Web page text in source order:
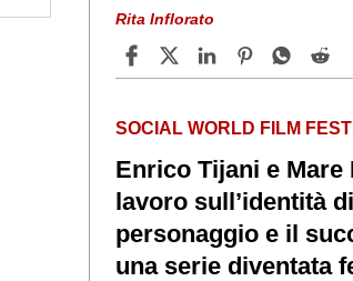
Rita Inflorato
SOCIAL WORLD FILM
Enrico Tijani e Mare
lavoro sull’identità
personaggio e il
una serie diventata